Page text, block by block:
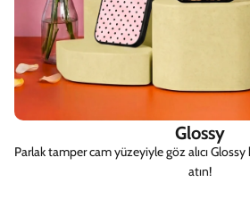
Glossy
Parlak tamper cam yüzeyiyle göz alıcı
atın!